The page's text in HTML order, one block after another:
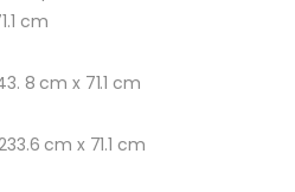
cm
8 cm x 71.1 cm
cm x 71.1 cm